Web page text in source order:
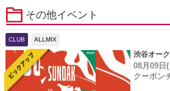
その他イベント
CLUB ALLMIX
渋谷オー
08月09日
クーポン